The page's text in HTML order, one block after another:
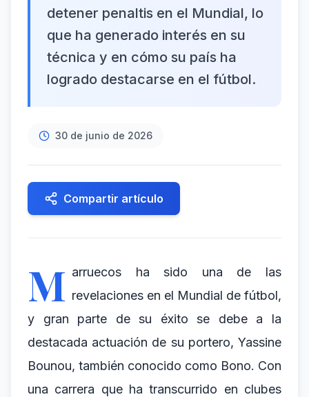
detener penaltis en el Mundial, lo
que ha generado interés en su
técnica y en cómo su país ha
logrado destacarse en el fútbol.
30 de junio de 2026
Compartir artículo
M arruecos ha sido una de las
revelaciones en el Mundial de fútbol,
y gran parte de su éxito se debe a la
destacada actuación de su portero, Yassine
Bounou, también conocido como Bono. Con
una carrera que ha transcurrido en clubes